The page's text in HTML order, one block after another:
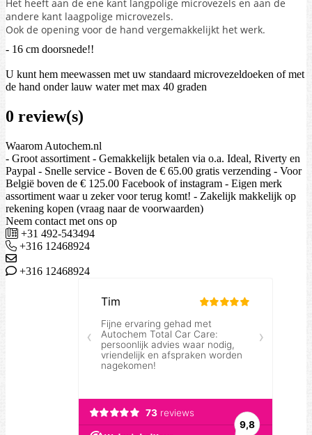
Het heeft aan de ene kant langpolige microvezels en aan de
andere kant laagpolige microvezels.
Ook de opening voor de hand vergemakkelijkt het werk.
- 16 cm doorsnede!!
U kunt hem meewassen met uw standaard microvezeldoeken of met
de hand onder lauw water met max 40 graden
0 review(s)
Waarom Autochem.nl
- Groot assortiment - Gemakkelijk betalen via o.a. Ideal, Riverty en
Paypal - Snelle service - Boven de € 65.00 gratis verzending - Voor
België boven de € 125.00 Facebook of instagram - Eigen merk
assortiment waar u zeker voor terug komt! - Zakelijk makkelijk op
rekening kopen (vraag naar de voorwaarden)
Neem contact met ons op
+31 492-543494
+316 12468924
+316 12468924